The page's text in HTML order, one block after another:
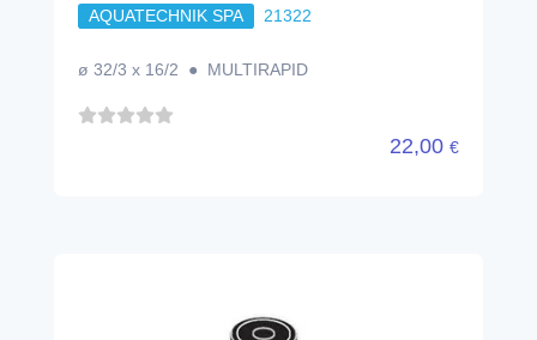
AQUATECHNIK SPA 21322
ø 32/3 x 16/2 ● MULTIRAPID
22,00 €